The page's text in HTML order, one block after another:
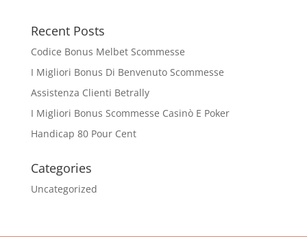
Recent Posts
Codice Bonus Melbet Scommesse
I Migliori Bonus Di Benvenuto Scommesse
Assistenza Clienti Betrally
I Migliori Bonus Scommesse Casinò E Poker
Handicap 80 Pour Cent
Categories
Uncategorized